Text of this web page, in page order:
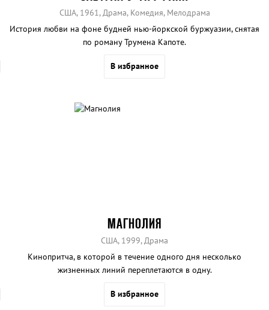
США, 1961, Драма, Комедия, Мелодрама
История любви на фоне будней нью-йоркской буржуазии, снятая
по роману Трумена Капоте.
В избранное
МАГНОЛИЯ
США, 1999, Драма
Кинопритча, в которой в течение одного дня несколько
жизненных линий переплетаются в одну.
В избранное